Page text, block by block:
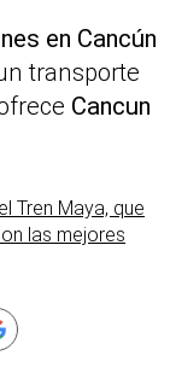
en Cancún
transporte
Cancun
Tren Maya, que
las mejores